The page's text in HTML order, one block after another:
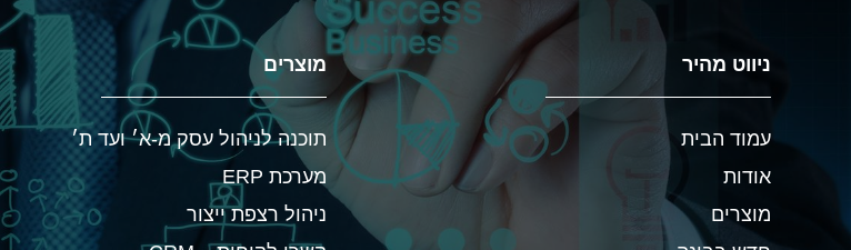
ניווט מהיר
עמוד הבית
אודות
מוצרים
מוצרים
תוכנה לניהול עסק מ-א׳ ועד ת׳
מערכת ERP
ניהול רצפת ייצור